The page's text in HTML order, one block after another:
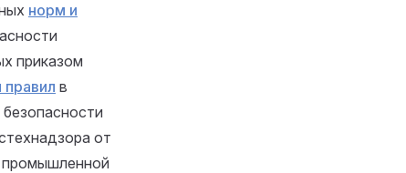
норм и
приказом
правил в
от
промышленной